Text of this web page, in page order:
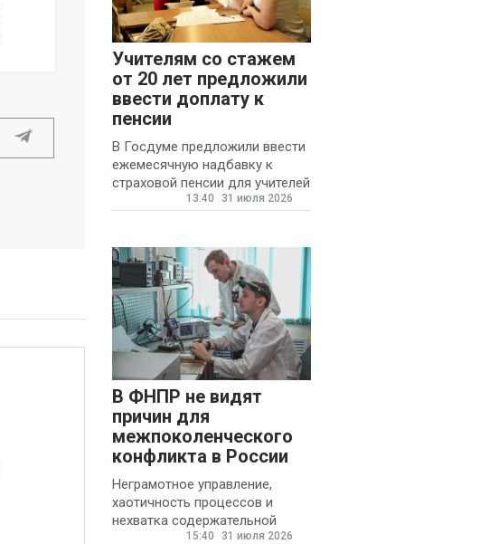
Учителям со стажем
от 20 лет предложили
ввести доплату к
пенсии
В Госдуме предложили ввести
ежемесячную надбавку к
страховой пенсии для учителей
государственных и
13:40 31 июля 2026
В ФНПР не видят
причин для
межпоколенческого
конфликта в России
Неграмотное управление,
хаотичность процессов и
нехватка содержательной
обратной связи от
15:40
31 июля 2026